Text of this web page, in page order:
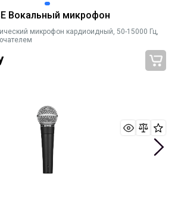
Вокальный микрофон
микрофон кардиоидный, 50-15000 Гц,